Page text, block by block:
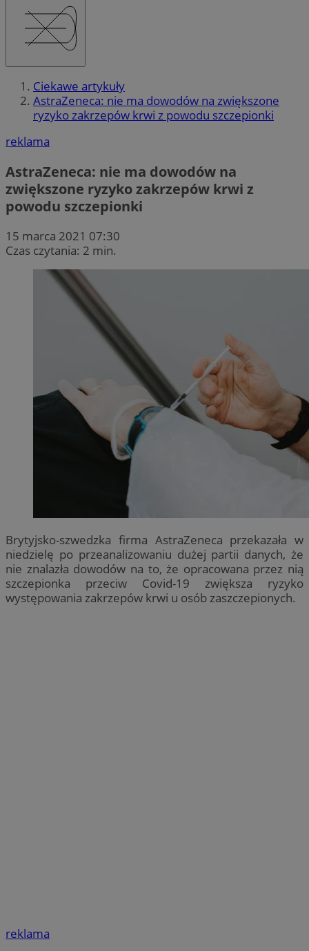
Ciekawe artykuły
AstraZeneca: nie ma dowodów na zwiększone
ryzyko zakrzepów krwi z powodu szczepionki
reklama
AstraZeneca: nie ma dowodów na
zwiększone ryzyko zakrzepów krwi z
powodu szczepionki
15 marca 2021 07:30
Czas czytania: 2 min.
Brytyjsko-szwedzka firma AstraZeneca przekazała w
niedzielę po przeanalizowaniu dużej partii danych, że
nie znalazła dowodów na to, że opracowana przez nią
szczepionka przeciw Covid-19 zwiększa ryzyko
występowania zakrzepów krwi u osób zaszczepionych.
reklama